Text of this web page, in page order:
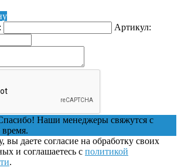
Артикул:
Наши менеджеры свяжутся с
даете согласие на обработку своих
и соглашаетесь с политикой
.